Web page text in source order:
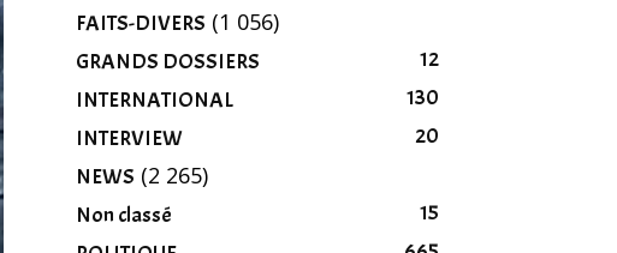
FAITS-DIVERS (1 056)
GRANDS DOSSIERS
12
INTERNATIONAL
130
INTERVIEW
20
NEWS (2 265)
Non classé
15